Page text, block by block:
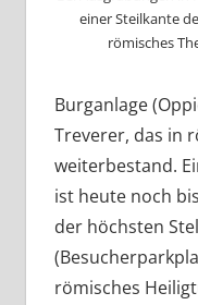
einer Steilkante
römisches
Burganlage
Treverer, das in
weiterbestand.
ist heute noch
der höchsten
römisches